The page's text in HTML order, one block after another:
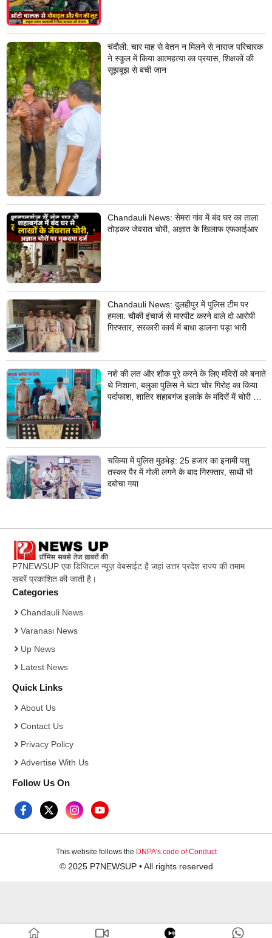
चंदौली: चार माह से वेतन न मिलने से नाराज परिचारक
ने स्कूल में किया आत्महत्या का प्रयास, शिक्षकों की
सूझबूझ से बची जान
Chandauli News: सेमरा गांव में बंद घर का ताला
तोड़कर जेवरात चोरी, अज्ञात के खिलाफ एफआईआर
Chandauli News: दुलहीपुर में पुलिस टीम पर
हमला: चौकी इंचार्ज से मारपीट करने वाले दो आरोपी
गिरफ्तार, सरकारी कार्य में बाधा डालना पड़ा भारी
नशे की लत और शौक पूरे करने के लिए मंदिरों को बनाते
थे निशाना, बलुआ पुलिस ने घंटा चोर गिरोह का किया
पर्दाफाश, शातिर शहाबगंज इलाके के मंदिरों में चोरी की
चकिया में पुलिस मुठभेड़: 25 हजार का इनामी पशु
तस्कर पैर में गोली लगने के बाद गिरफ्तार, साथी भी
दबोचा गया
P7NEWSUP एक डिजिटल न्यूज़ वेबसाईट है जहां उत्तर प्रदेश राज्य की तमाम
खबरें प्रकाशित की जाती है।
Categories
Chandauli News
Varanasi News
Up News
Latest News
Quick Links
About Us
Contact Us
Privacy Policy
Advertise With Us
Follow Us On
This website follows the DNPA's code of Conduct
© 2025 P7NEWSUP • All rights reserved